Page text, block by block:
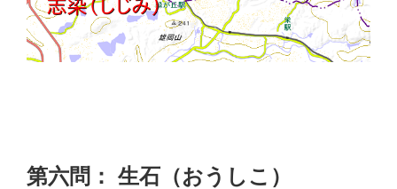
第六問： 生石（おうしこ）